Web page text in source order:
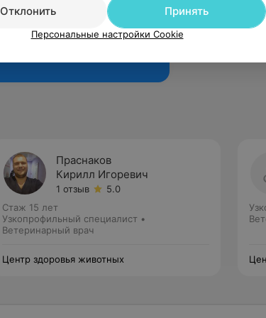
Рекомендую
Праснаков
Кирилл Игоревич
1 отзыв
5.0
Стаж 15 лет
Узкопрофильный специалист •
Ветеринарный врач
Центр здоровья животных
Отклонить
Принять
Персональные настройки Cookie